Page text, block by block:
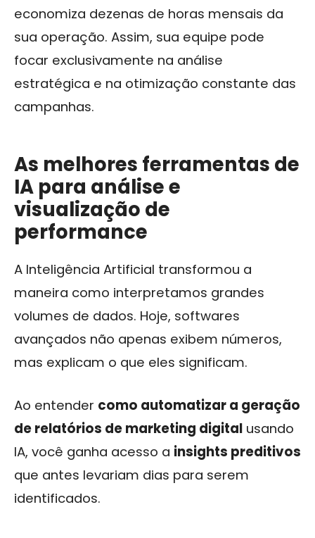
economiza dezenas de horas mensais da
sua operação. Assim, sua equipe pode
focar exclusivamente na análise
estratégica e na otimização constante das
campanhas.
As melhores ferramentas de
IA para análise e
visualização de
performance
A Inteligência Artificial transformou a
maneira como interpretamos grandes
volumes de dados. Hoje, softwares
avançados não apenas exibem números,
mas explicam o que eles significam.
Ao entender como automatizar a geração
de relatórios de marketing digital usando
IA, você ganha acesso a insights preditivos
que antes levariam dias para serem
identificados.